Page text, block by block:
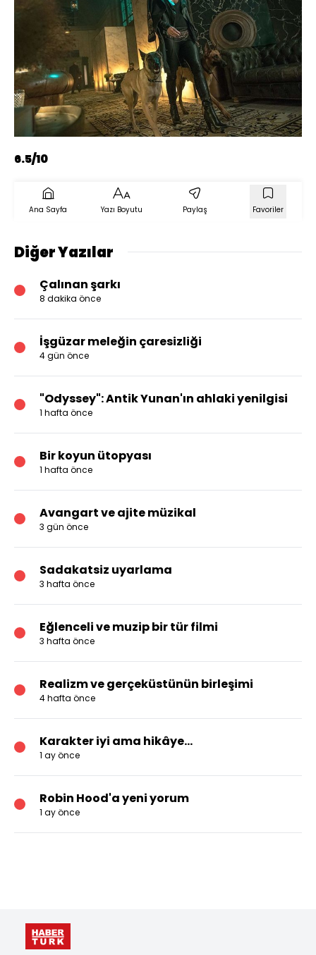
6.5/10
Ana Sayfa Yazı Boyutu Paylaş Favoriler
Diğer Yazılar
Çalınan şarkı
8 dakika önce
İşgüzar meleğin çaresizliği
4 gün önce
"Odyssey": Antik Yunan'ın ahlaki yenilgisi
1 hafta önce
Bir koyun ütopyası
1 hafta önce
Avangart ve ajite müzikal
3 gün önce
Sadakatsiz uyarlama
3 hafta önce
Eğlenceli ve muzip bir tür filmi
3 hafta önce
Realizm ve gerçeküstünün birleşimi
4 hafta önce
Karakter iyi ama hikâye…
1 ay önce
Robin Hood'a yeni yorum
1 ay önce